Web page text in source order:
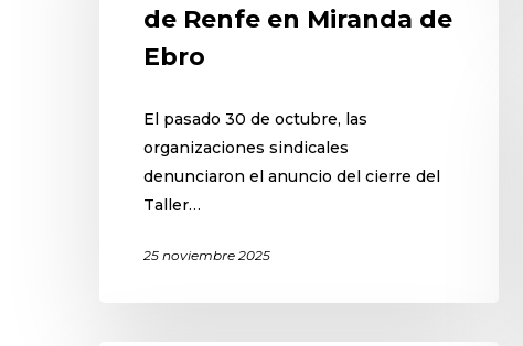
de Renfe en Miranda de
Ebro
El pasado 30 de octubre, las
organizaciones sindicales
denunciaron el anuncio del cierre del
Taller…
25 noviembre 2025